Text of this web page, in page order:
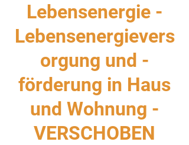
Lebensenergie -
Lebensenergievers
orgung und -
förderung in Haus
und Wohnung -
VERSCHOBEN